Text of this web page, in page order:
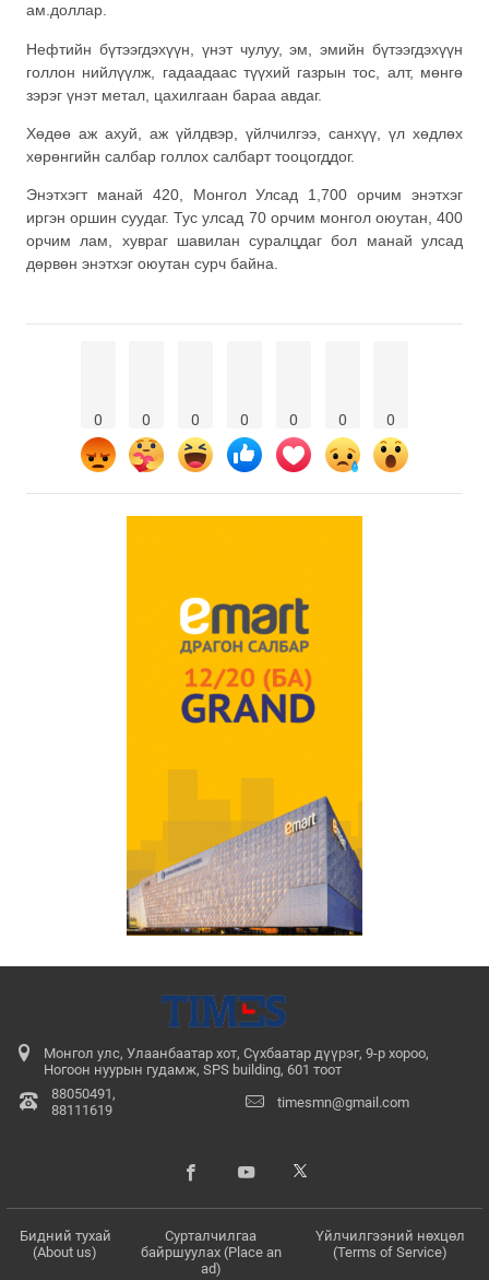
ам.доллар.
Нефтийн бүтээгдэхүүн, үнэт чулуу, эм, эмийн бүтээгдэхүүн
голлон нийлүүлж, гадаадаас түүхий газрын тос, алт, мөнгө
зэрэг үнэт метал, цахилгаан бараа авдаг.
Хөдөө аж ахуй, аж үйлдвэр, үйлчилгээ, санхүү, үл хөдлөх
хөрөнгийн салбар голлох салбарт тооцогддог.
Энэтхэгт манай 420, Монгол Улсад 1,700 орчим энэтхэг
иргэн оршин суудаг. Тус улсад 70 орчим монгол оюутан, 400
орчим лам, хувраг шавилан суралцдаг бол манай улсад
дөрвөн энэтхэг оюутан сурч байна.
0 0 0 0 0 0 0
Монгол улс, Улаанбаатар хот, Сүхбаатар дүүрэг, 9-р хороо,
Ногоон нуурын гудамж, SPS building, 601 тоот
88050491,
88111619
timesmn@gmail.com
Бидний тухай
(About us)
Сурталчилгаа
байршуулах (Place an
ad)
Үйлчилгээний нөхцөл
(Terms of Service)